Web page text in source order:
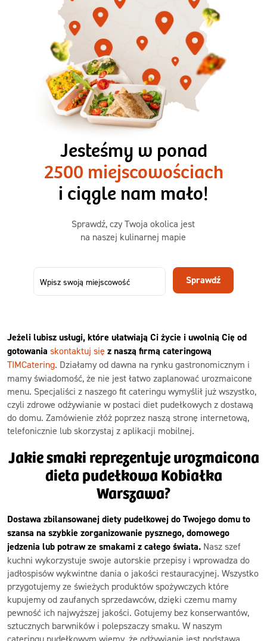
3 razy TAK
1500kcal - 2250kcal
3 sycące posiłki o większej objętości. Mniej dań,
ta sama wygoda!
50,31 zł
73,99
-32%
Menu
Jesteśmy w ponad
2500 miejscowościach
i ciągle nam mało!
Sprawdź, czy Twoja okolica jest
na naszej kulinarnej mapie
Sprawdź
Jeżeli lubisz usługi, które ułatwiają Ci życie i uwolnią Cię od
gotowania skontaktuj się z naszą firmą cateringową
TIMCatering. Działamy od dawna na rynku gastronomicznym i
mamy świadomość, że nie jest łatwo zaplanować urozmaicone
menu. Specjaliści z naszego fit cateringu wymyślił już wszystko,
czyli zdrowe odżywianie w postaci diet pudełkowych z dostawą
do domu. Zamówienie złóż poprzez naszą stronę internetową,
telefonicznie lub skorzystaj z aplikacji mobilnej.
Jakie smaki reprezentuje urozmaicona
dieta pudełkowa Kobiałka
Warszawa?
Dostawa zbilansowanej diety pudełkowej do Twojego domu to
szansa na szybkie zorganizowanie pysznego, domowego
jedzenia lub potraw ze smakami z całego świata. Nasz szef
kuchni wykorzystuje swoje autorskie przepisy i wprowadza do
jadłospisów wykwintne dania o jakości restauracyjnej. Wszystko
przygotujemy ze świeżych produktów spożywczych które
kupujemy od zaufanych sprzedawców, dzięki czemu mamy
pewność ich najwyższej jakości. Gotujemy bez konserwantów,
sztucznych barwników i polepszaczy smaku. W naszym